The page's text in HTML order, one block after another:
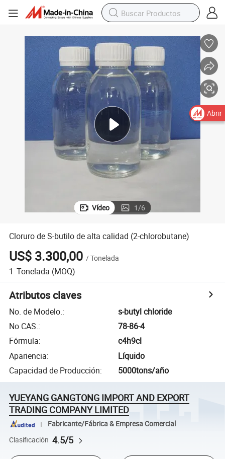
Vídeo 1/6
Cloruro de S-butilo de alta calidad (2-chlorobutane)
US$ 3.300,00 /Tonelada
1 Tonelada (MOQ)
Atributos claves
No. de Modelo.:
s-butyl chloride
No CAS.:
78-86-4
Fórmula:
c4h9cl
Apariencia:
Líquido
Capacidad de Producción: 5000tons/año
YUEYANG GANGTONG IMPORT AND EXPORT
TRADING COMPANY LIMITED
Fabricante/Fábrica & Empresa Comercial
Clasificación 4.5/5
Abrir